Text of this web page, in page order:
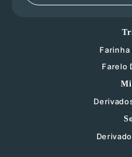
Farinha
Farelo